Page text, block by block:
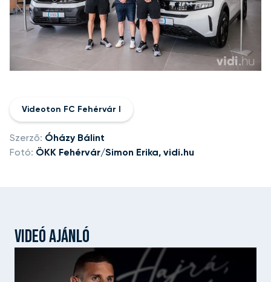
Videoton FC Fehérvár I
Szerző: Óházy Bálint
Fotó: ÖKK Fehérvár/Simon Erika, vidi.hu
VIDEÓ AJÁNLÓ